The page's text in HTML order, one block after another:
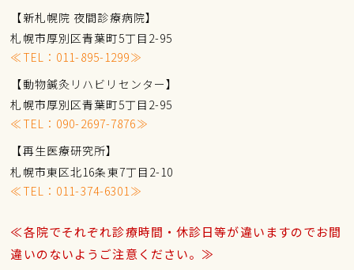
【新札幌院 夜間診療病院】
札幌市厚別区青葉町5丁目2-95
≪TEL： 011-895-1299≫
【動物鍼灸リハビリセンター】
札幌市厚別区青葉町5丁目2-95
≪TEL： 090-2697-7876≫
【再生医療研究所】
札幌市東区北16条東7丁目2-10
≪TEL： 011-374-6301 ≫
≪各院でそれぞれ診療時間・休診日等が違いますのでお間
違いのないようご注意ください。≫